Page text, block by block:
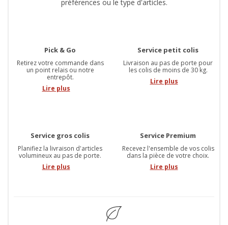
préférences ou le type d'articles.
Pick & Go
Retirez votre commande dans
un point relais ou notre
entrepôt.
Lire plus
Service petit colis
Livraison au pas de porte pour
les colis de moins de 30 kg.
Lire plus
Service gros colis
Planifiez la livraison d'articles
volumineux au pas de porte.
Lire plus
Service Premium
Recevez l'ensemble de vos colis
dans la pièce de votre choix.
Lire plus